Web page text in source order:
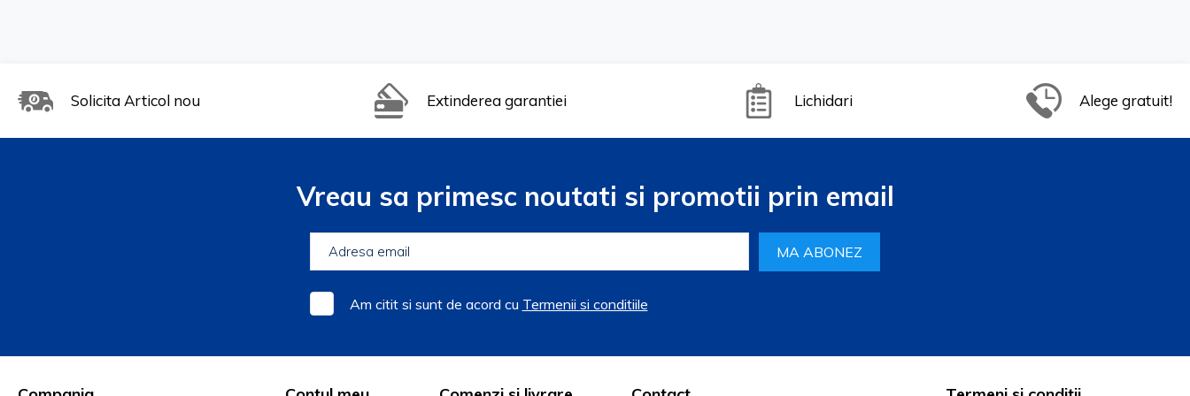
Solicita Articol nou Extinderea garantiei Lichidari Alege gratuit!
Vreau sa primesc noutati si promotii prin email
MA ABONEZ
Am citit si sunt de acord cu Termenii si conditiile